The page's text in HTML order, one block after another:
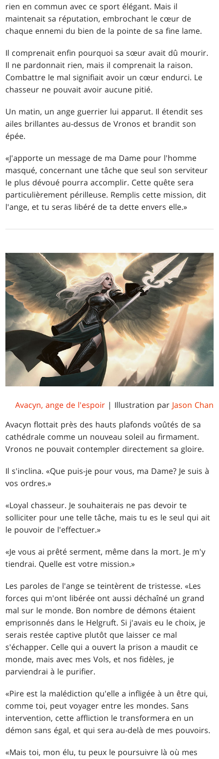
rien en commun avec ce sport élégant. Mais il
maintenait sa réputation, embrochant le cœur de
chaque ennemi du bien de la pointe de sa fine lame.
Il comprenait enfin pourquoi sa sœur avait dû mourir.
Il ne pardonnait rien, mais il comprenait la raison.
Combattre le mal signifiait avoir un cœur endurci. Le
chasseur ne pouvait avoir aucune pitié.
Un matin, un ange guerrier lui apparut. Il étendit ses
ailes brillantes au-dessus de Vronos et brandit son
épée.
«J'apporte un message de ma Dame pour l'homme
masqué, concernant une tâche que seul son serviteur
le plus dévoué pourra accomplir. Cette quête sera
particulièrement périlleuse. Remplis cette mission, dit
l'ange, et tu seras libéré de ta dette envers elle.»
Avacyn, ange de l'espoir| Illustration par Jason Chan
Avacyn flottait près des hauts plafonds voûtés de sa
cathédrale comme un nouveau soleil au firmament.
Vronos ne pouvait contempler directement sa gloire.
Il s'inclina. «Que puis-je pour vous, ma Dame? Je suis à
vos ordres.»
«Loyal chasseur. Je souhaiterais ne pas devoir te
solliciter pour une telle tâche, mais tu es le seul qui ait
le pouvoir de l'effectuer.»
«Je vous ai prêté serment, même dans la mort. Je m'y
tiendrai. Quelle est votre mission.»
Les paroles de l'ange se teintèrent de tristesse. «Les
forces qui m'ont libérée ont aussi déchaîné un grand
mal sur le monde. Bon nombre de démons étaient
emprisonnés dans le Helgruft. Si j'avais eu le choix, je
serais restée captive plutôt que laisser ce mal
s'échapper. Celle qui a ouvert la prison a maudit ce
monde, mais avec mes Vols, et nos fidèles, je
parviendrai à le purifier.
«Pire est la malédiction qu'elle a infligée à un être qui,
comme toi, peut voyager entre les mondes. Sans
intervention, cette affliction le transformera en un
démon sans égal, et qui sera au-delà de mes pouvoirs.
«Mais toi, mon élu, tu peux le poursuivre là où mes